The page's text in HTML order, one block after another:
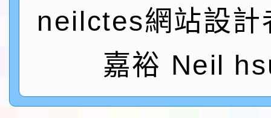
實施要點各1份
程
函轉國家通訊傳播委員
鎮韌性（防空）演習－
速演練執行計畫」
「115年金融知識線上
法」
本校115學年度第1學
neilctes網站設計
嘉裕 Neil